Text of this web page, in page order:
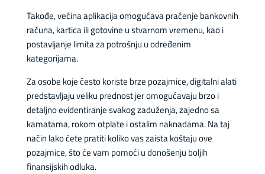
Takođe, većina aplikacija omogućava praćenje bankovnih
računa, kartica ili gotovine u stvarnom vremenu, kao i
postavljanje limita za potrošnju u određenim
kategorijama.
Za osobe koje često koriste brze pozajmice, digitalni alati
predstavljaju veliku prednost jer omogućavaju brzo i
detaljno evidentiranje svakog zaduženja, zajedno sa
kamatama, rokom otplate i ostalim naknadama. Na taj
način lako ćete pratiti koliko vas zaista koštaju ove
pozajmice, što će vam pomoći u donošenju boljih
finansijskih odluka.